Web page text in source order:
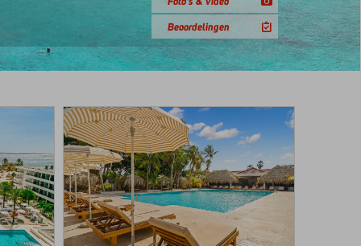
Beoordelingen
Livingstone
Curaçao